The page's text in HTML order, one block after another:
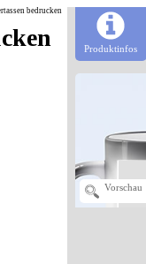
bedrucken
Produktinfos
Vorschau